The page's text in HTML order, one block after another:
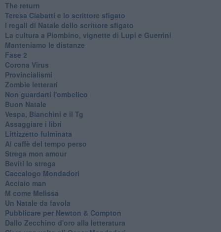
The return
Teresa Ciabatti e lo scrittore sfigato
I regali di Natale dello scrittore sfigato
La cultura a Piombino, vignette di Lupi e Guerrini
Manteniamo le distanze
Fase 2
Corona Virus
Provincialismi
Zombie letterari
Non guardarti l'ombelico
Buon Natale
Vespa, Bianchini e il Tg
Assaggiare i libri
Littizzetto fulminata
Al caffè del tempo perso
Strega mon amour
Beviti lo strega
Caccalogo Mondadori
Acciaio man
M come Melissa
Un Natale da favola
Pubblicare per Newton & Compton
Dallo Zecchino d'oro alla letteratura